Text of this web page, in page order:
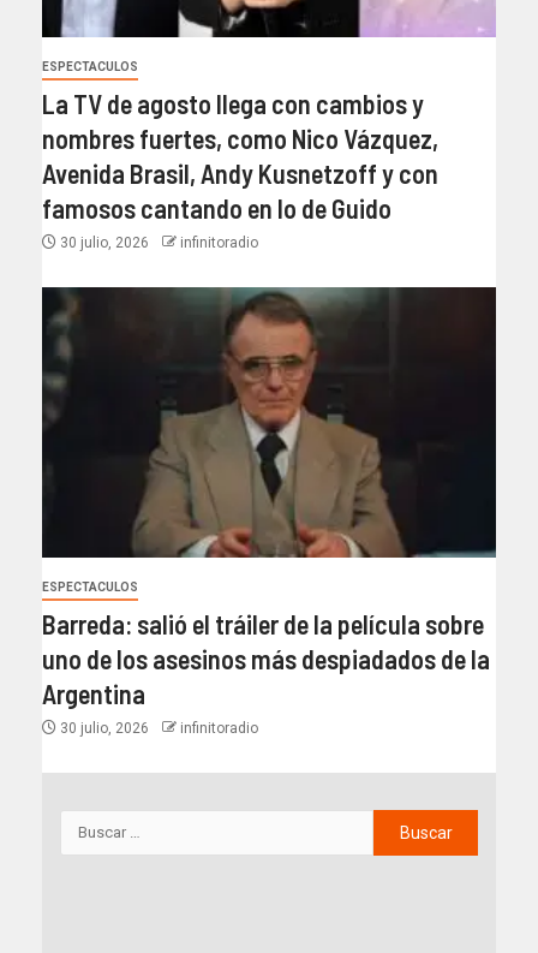
ESPECTACULOS
La TV de agosto llega con cambios y
nombres fuertes, como Nico Vázquez,
Avenida Brasil, Andy Kusnetzoff y con
famosos cantando en lo de Guido
30 julio, 2026 infinitoradio
ESPECTACULOS
Barreda: salió el tráiler de la película sobre
uno de los asesinos más despiadados de la
Argentina
30 julio, 2026 infinitoradio